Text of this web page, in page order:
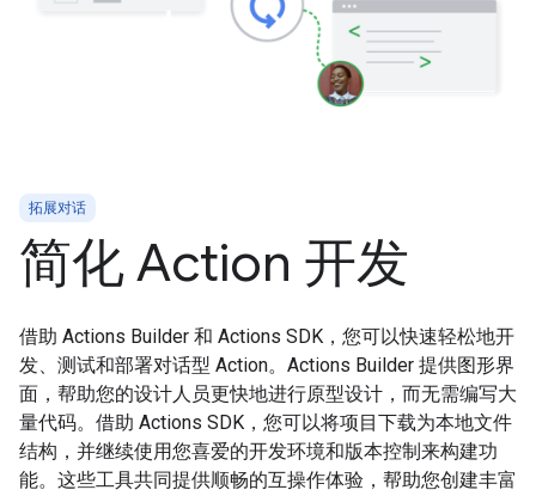
拓展对话
简化 Action 开发
借助 Actions Builder 和 Actions SDK，您可以快速轻松地开
发、测试和部署对话型 Action。Actions Builder 提供图形界
面，帮助您的设计人员更快地进行原型设计，而无需编写大
量代码。借助 Actions SDK，您可以将项目下载为本地文件
结构，并继续使用您喜爱的开发环境和版本控制来构建功
能。这些工具共同提供顺畅的互操作体验，帮助您创建丰富